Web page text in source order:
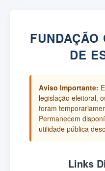
FUNDAÇÃO
DE
Aviso Importante:
legislação eleitoral,
foram
Permanecem
utilidade pública
Links